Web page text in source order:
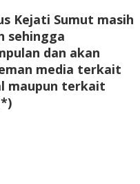
Kejati Sumut masih
sehingga
dan akan
media terkait
maupun terkait